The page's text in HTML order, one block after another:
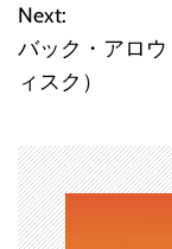
ナ
ビ
ー
シ
Next:
バック・アロ
ィスク）